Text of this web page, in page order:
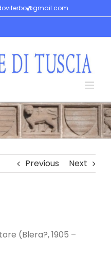
Previous Next
(Blera?, 1905 –